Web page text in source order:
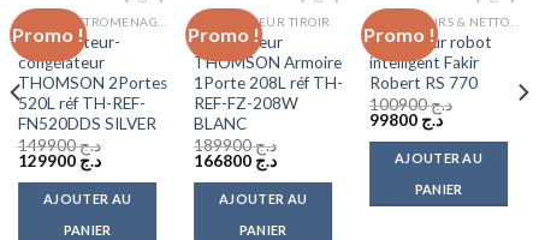
Promo !
wishlist
Réfrigérateur-
congélateur
THOMSON 2Portes
520L réf TH-REF-
FN520DDS SILVER
د.ج149900
Le
initial
était :
د.ج 149900.
د.ج 129900
Le
actuel
est :
AJOUTER AU
PANIER
Promo !
CONGÉLATEUR TIROIR
Congélateur
THOMSON Armoire
1Porte 208L réf TH-
REF-FZ-208W
BLANC
د.ج189900
Le
initial
était :
د.ج 189900.
د.ج 166800
Le
actuel
est :
AJOUTER AU
PANIER
Promo !
wishlist
Aspirateur robot
intelligent Fakir
Robert RS 770
د.ج100900
Le
initial
était :
د.ج 100900.
د.ج 99800
Le
actuel
est :
AJOUTER AU
PANIER